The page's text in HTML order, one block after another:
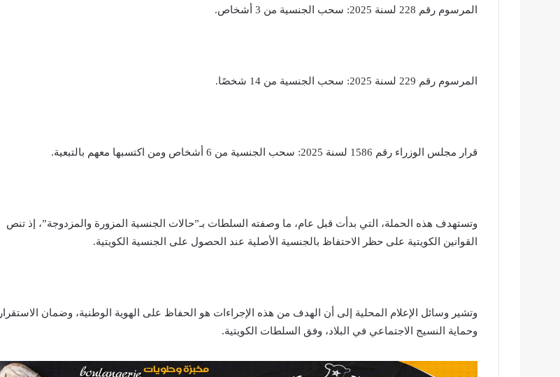
المرسوم رقم 228 لسنة 2025: سحب الجنسية من 3 أشخاص.
المرسوم رقم 229 لسنة 2025: سحب الجنسية من 14 شخصًا.
قرار مجلس الوزراء رقم 1586 لسنة 2025: سحب الجنسية من 6 أشخاص ومن اكتسبها معهم بالتبعية.
وتستهدف هذه الحملة، التي بدأت قبل عام، ما وصفته السلطات بـ”حالات الجنسية المزورة والمزدوجة”، إذ تنص
القوانين الكويتية على حظر الاحتفاظ بالجنسية الأصلية عند الحصول على الجنسية الكويتية.
وتشير وسائل الإعلام المحلية إلى أن الهدف من هذه الإجراءات هو الحفاظ على الهوية الوطنية، وضمان الاستقرار
وحماية النسيج الاجتماعي في البلاد، وفق السلطات الكويتية.